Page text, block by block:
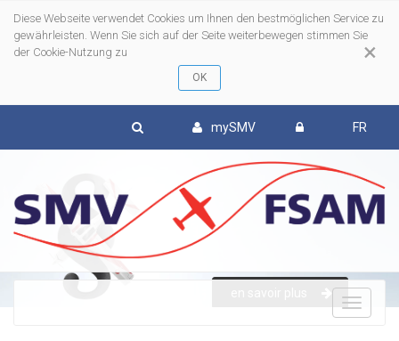
×
Diese Webseite verwendet Cookies um Ihnen den bestmöglichen Service zu
gewährleisten. Wenn Sie sich auf der Seite weiterbewegen stimmen Sie
der Cookie-Nutzung zu
mySMV FR